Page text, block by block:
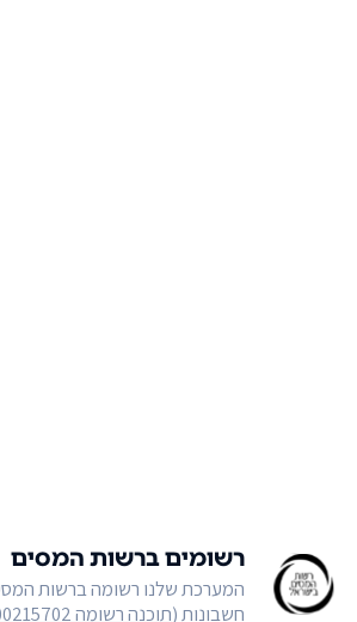
רשומים ברשות המסים
המערכת שלנו רשומה ברשות
חשבונות (תוכנה רשומה 00215702 על פי חוק